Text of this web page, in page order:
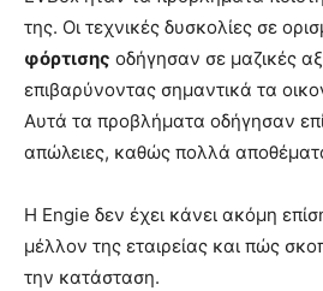
της. Οι τεχνικές δυσκολίες σε
φόρτισης οδήγησαν σε μαζικές
επιβαρύνοντας σημαντικά τα
Αυτά τα προβλήματα οδήγησαν
απώλειες, καθώς πολλά
Η Engie δεν έχει κάνει ακόμη
μέλλον της εταιρείας και πώς
την κατάσταση.